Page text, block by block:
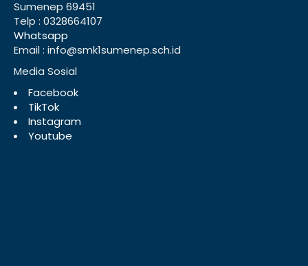
Sumenep 69451
Telp : 0328664107
Whatsapp
Email : info@smk1sumenep.sch.id
Media Sosial
Facebook
TikTok
Instagram
Youtube